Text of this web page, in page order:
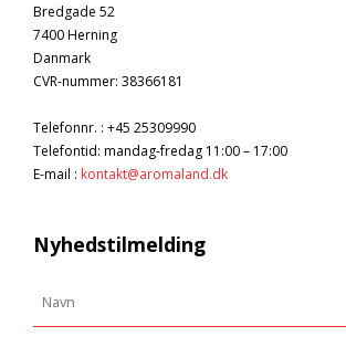
Bredgade 52
7400 Herning
Danmark
CVR-nummer: 38366181
Telefonnr. : +45 25309990
Telefontid: mandag-fredag 11:00 – 17:00
E-mail : kontakt@aromaland.dk
Nyhedstilmelding